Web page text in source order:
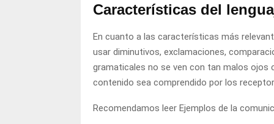
Características del
En cuanto a las características más
usar diminutivos, exclamaciones,
gramaticales no se ven con tan malos ojos
contenido sea comprendido por los
Recomendamos leer Ejemplos de la